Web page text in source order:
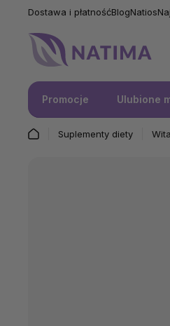
Dostawa i płatnośćBlogNatios
Promocje Ulubione
Suplementy diety